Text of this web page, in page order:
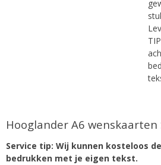
Hooglander A6 wenskaarten
Service tip: Wij kunnen kosteloos
bedrukken met je eigen tekst.